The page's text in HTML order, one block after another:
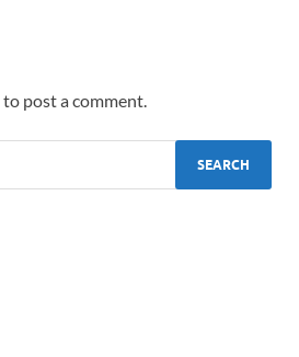
to post a comment.